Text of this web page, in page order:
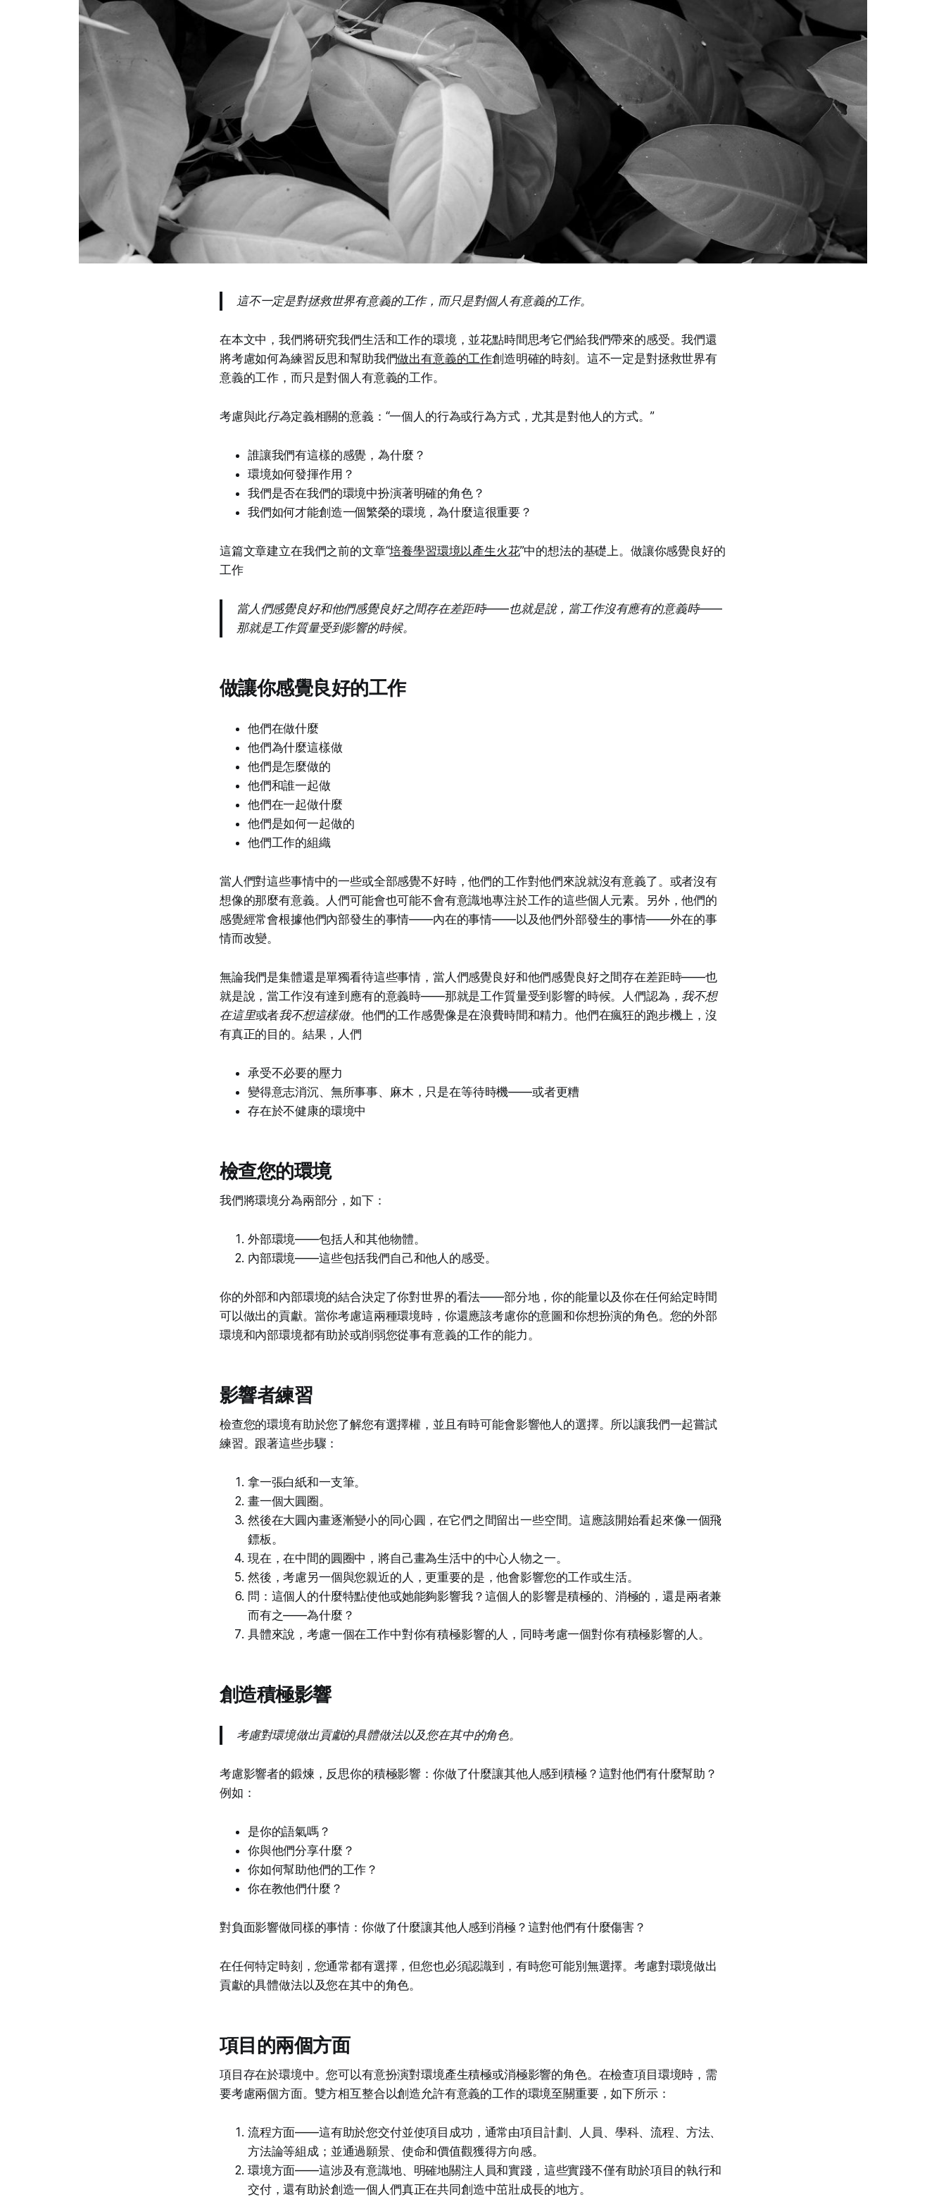
這不一定是對拯救世界有意義的工作，而只是對個人有意義的工作。
在本文中，我們將研究我們生活和工作的環境，並花點時間思考它們給我們帶來的感受。我們還
將考慮如何為練習反思和幫助我們做出有意義的工作創造明確的時刻。這不一定是對拯救世界有
意義的工作，而只是對個人有意義的工作。
考慮與此行為定義相關的意義：“一個人的行為或行為方式，尤其是對他人的方式。”
誰讓我們有這樣的感覺，為什麼？
環境如何發揮作用？
我們是否在我們的環境中扮演著明確的角色？
我們如何才能創造一個繁榮的環境，為什麼這很重要？
這篇文章建立在我們之前的文章“培養學習環境以產生火花”中的想法的基礎上。做讓你感覺良好的
工作
當人們感覺良好和他們感覺良好之間存在差距時——也就是說，當工作沒有應有的意義時——
那就是工作質量受到影響的時候。
做讓你感覺良好的工作
他們在做什麼
他們為什麼這樣做
他們是怎麼做的
他們和誰一起做
他們在一起做什麼
他們是如何一起做的
他們工作的組織
當人們對這些事情中的一些或全部感覺不好時，他們的工作對他們來說就沒有意義了。或者沒有
想像的那麼有意義。人們可能會也可能不會有意識地專注於工作的這些個人元素。另外，他們的
感覺經常會根據他們內部發生的事情——內在的事情——以及他們外部發生的事情——外在的事
情而改變。
無論我們是集體還是單獨看待這些事情，當人們感覺良好和他們感覺良好之間存在差距時——也
就是說，當工作沒有達到應有的意義時——那就是工作質量受到影響的時候。人們認為， 我不想
在這里或者我不想這樣做。他們的工作感覺像是在浪費時間和精力。他們在瘋狂的跑步機上，沒
有真正的目的。結果，人們
承受不必要的壓力
變得意志消沉、無所事事、麻木，只是在等待時機——或者更糟
存在於不健康的環境中
檢查您的環境
我們將環境分為兩部分，如下：
外部環境——包括人和其他物體。
內部環境——這些包括我們自己和他人的感受。
你的外部和內部環境的結合決定了你對世界的看法——部分地，你的能量以及你在任何給定時間
可以做出的貢獻。當你考慮這兩種環境時，你還應該考慮你的意圖和你想扮演的角色。您的外部
環境和內部環境都有助於或削弱您從事有意義的工作的能力。
影響者練習
檢查您的環境有助於您了解您有選擇權，並且有時可能會影響他人的選擇。所以讓我們一起嘗試
練習。跟著這些步驟：
拿一張白紙和一支筆。
畫一個大圓圈。
然後在大圓內畫逐漸變小的同心圓，在它們之間留出一些空間。這應該開始看起來像一個飛
鏢板。
現在，在中間的圓圈中，將自己畫為生活中的中心人物之一。
然後，考慮另一個與您親近的人，更重要的是，他會影響您的工作或生活。
問：這個人的什麼特點使他或她能夠影響我？這個人的影響是積極的、消極的，還是兩者兼
而有之——為什麼？
具體來說，考慮一個在工作中對你有積極影響的人，同時考慮一個對你有積極影響的人。
創造積極影響
考慮對環境做出貢獻的具體做法以及您在其中的角色。
考慮影響者的鍛煉，反思你的積極影響：你做了什麼讓其他人感到積極？這對他們有什麼幫助？
例如：
是你的語氣嗎？
你與他們分享什麼？
你如何幫助他們的工作？
你在教他們什麼？
對負面影響做同樣的事情：你做了什麼讓其他人感到消極？這對他們有什麼傷害？
在任何特定時刻，您通常都有選擇，但您也必須認識到，有時您可能別無選擇。考慮對環境做出
貢獻的具體做法以及您在其中的角色。
項目的兩個方面
項目存在於環境中。您可以有意扮演對環境產生積極或消極影響的角色。在檢查項目環境時，需
要考慮兩個方面。雙方相互整合以創造允許有意義的工作的環境至關重要，如下所示：
流程方面——這有助於您交付並使項目成功，通常由項目計劃、人員、學科、流程、方法、
方法論等組成；並通過願景、使命和價值觀獲得方向感。
環境方面——這涉及有意識地、明確地關注人員和實踐，這些實踐不僅有助於項目的執行和
交付，還有助於創造一個人們真正在共同創造中茁壯成長的地方。